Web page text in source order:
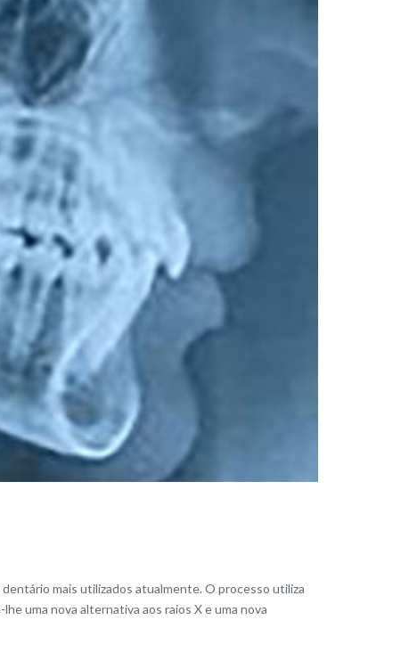
mais utilizados atualmente. O processo utiliza
uma nova alternativa aos raios X e uma nova